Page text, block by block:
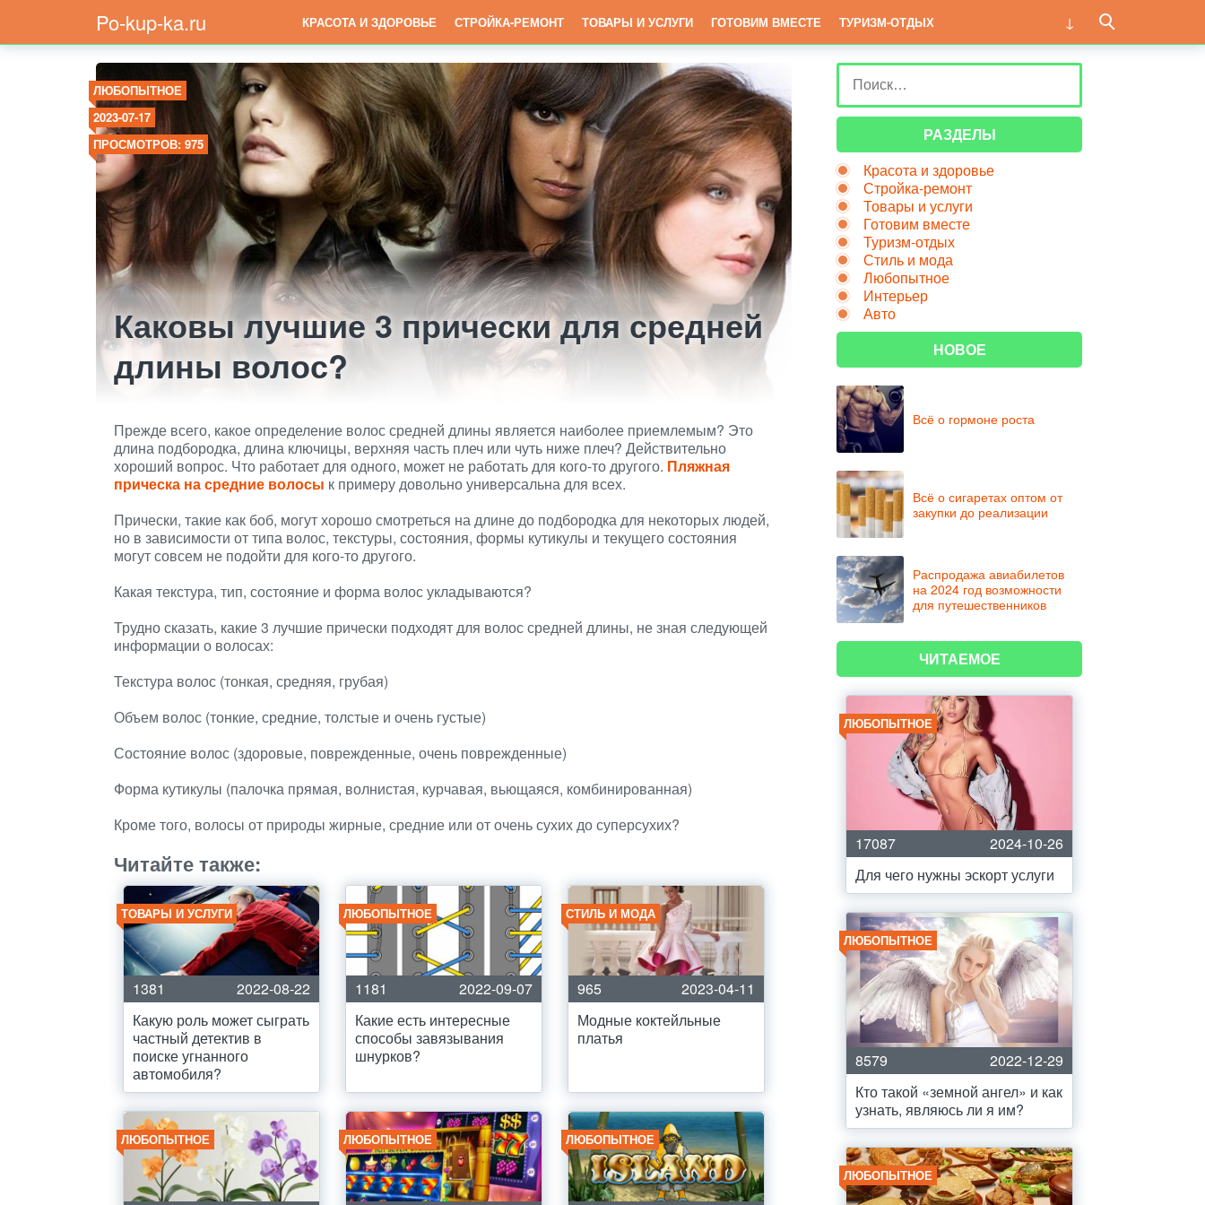
Po-kup-ka.ru КРАСОТА И ЗДОРОВЬЕ СТРОЙКА-РЕМОНТ ТОВАРЫ И УСЛУГИ ГОТОВИМ ВМЕСТЕ ТУРИЗМ-ОТДЫХ
ЛЮБОПЫТНОЕ
2023-07-17
ПРОСМОТРОВ: 975
Каковы лучшие 3 прически для средней
длины волос?
Прежде всего, какое определение волос средней длины является наиболее приемлемым? Это
длина подбородка, длина ключицы, верхняя часть плеч или чуть ниже плеч? Действительно
хороший вопрос. Что работает для одного, может не работать для кого-то другого. Пляжная
прическа на средние волосы к примеру довольно универсальна для всех.
Прически, такие как боб, могут хорошо смотреться на длине до подбородка для некоторых людей,
но в зависимости от типа волос, текстуры, состояния, формы кутикулы и текущего состояния
могут совсем не подойти для кого-то другого.
Какая текстура, тип, состояние и форма волос укладываются?
Трудно сказать, какие 3 лучшие прически подходят для волос средней длины, не зная следующей
информации о волосах:
Текстура волос (тонкая, средняя, ​​грубая)
Объем волос (тонкие, средние, толстые и очень густые)
Состояние волос (здоровые, поврежденные, очень поврежденные)
Форма кутикулы (палочка прямая, волнистая, курчавая, вьющаяся, комбинированная)
Кроме того, волосы от природы жирные, средние или от очень сухих до суперсухих?
Читайте также:
ТОВАРЫ И УСЛУГИ
1381
2022-08-22
Какую роль может сыграть
частный детектив в
поиске угнанного
автомобиля?
ЛЮБОПЫТНОЕ
1181
2022-09-07
Какие есть интересные
способы завязывания
шнурков?
СТИЛЬ И МОДА
965
2023-04-11
Модные коктейльные
платья
ЛЮБОПЫТНОЕ ЛЮБОПЫТНОЕ ЛЮБОПЫТНОЕ
РАЗДЕЛЫ
Красота и здоровье
Стройка-ремонт
Товары и услуги
Готовим вместе
Туризм-отдых
Стиль и мода
Любопытное
Интерьер
Авто
НОВОЕ
Всё о гормоне роста
Всё о сигаретах оптом от
закупки до реализации
Распродажа авиабилетов
на 2024 год возможности
для путешественников
ЧИТАЕМОЕ
ЛЮБОПЫТНОЕ
17087
2024-10-26
Для чего нужны эскорт услуги
ЛЮБОПЫТНОЕ
8579
2022-12-29
Кто такой «земной ангел» и как
узнать, являюсь ли я им?
ЛЮБОПЫТНОЕ